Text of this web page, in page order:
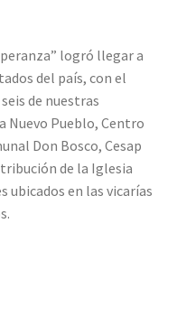
logró llegar a
del país, con el
de nuestras
Nuevo Pueblo, Centro
Don Bosco, Cesap
de la Iglesia
ubicados en las vicarías